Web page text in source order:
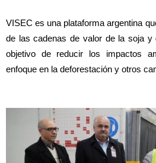
VISEC es una plataforma argentina
de las cadenas de valor de la soja
objetivo de reducir los impactos
enfoque en la deforestación y otros